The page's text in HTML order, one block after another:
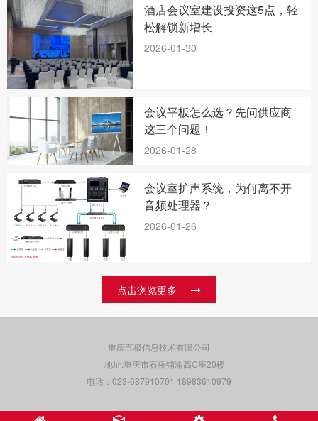
酒店会议室建设投资这5点，轻
松解锁新增长
2026-01-30
会议平板怎么选？先问供应商
这三个问题！
2026-01-28
会议室扩声系统，为何离不开
音频处理器？
2026-01-26
点击浏览更多
重庆五极信息技术有限公司
地址:重庆市石桥铺渝高C座20楼
电话：023-687910701 18983610979